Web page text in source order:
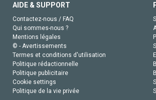
AIDE & SUPPORT
Contactez-nous / FAQ
Qui sommes-nous ?
Mentions légales
© - Avertissements
Termes et conditions d'utilisation
Politique rédactionnelle
Politique publicitaire
Cookie settings
Politique de la vie privée